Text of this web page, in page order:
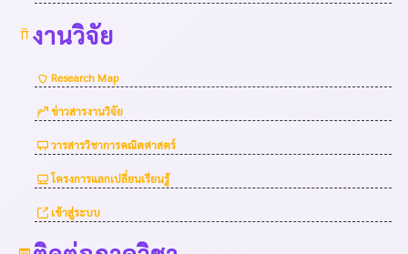
งานวิจัย
Research Map
ข่าวสารงานวิจัย
วารสารวิชาการคณิตศาสตร์
โครงการแลกเปลี่ยนเรียนรู้
เข้าสู่ระบบ